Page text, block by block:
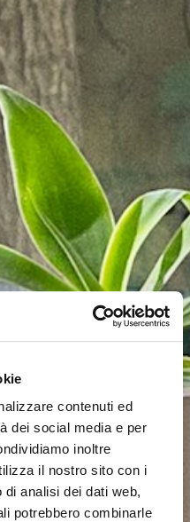
contenuti ed
dei social media e per
inoltre
il nostro sito con i
analisi dei dati web,
potrebbero combinarle